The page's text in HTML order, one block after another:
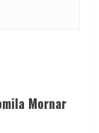
Mornar